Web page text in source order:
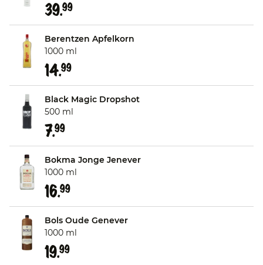
39.99
Berentzen Apfelkorn
1000 ml
14.99
Black Magic Dropshot
500 ml
7.99
Bokma Jonge Jenever
1000 ml
16.99
Bols Oude Genever
1000 ml
19.99